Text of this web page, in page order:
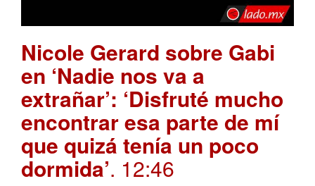
Nicole Gerard sobre Gabi
en ‘Nadie nos va a
extrañar’: ‘Disfruté mucho
encontrar esa parte de mí
que quizá tenía un poco
dormida’. 12:46